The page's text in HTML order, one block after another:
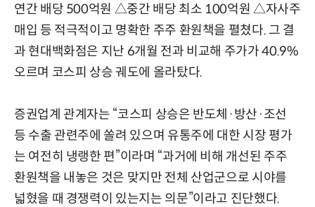
연간 배당 500억원 △중간 배당 최소 100억원 △자사주
매입 등 적극적이고 명확한 주주 환원책을 펼쳤다. 그 결
과 현대백화점은 지난 6개월 전과 비교해 주가가 40.9%
오르며 코스피 상승 궤도에 올라탔다.
증권업계 관계자는 “코스피 상승은 반도체·방산·조선
등 수출 관련주에 쏠려 있으며 유통주에 대한 시장 평가
는 여전히 냉랭한 편”이라며 “과거에 비해 개선된 주주
환원책을 내놓은 것은 맞지만 전체 산업군으로 시야를
넓혔을 때 경쟁력이 있는지는 의문”이라고 진단했다.